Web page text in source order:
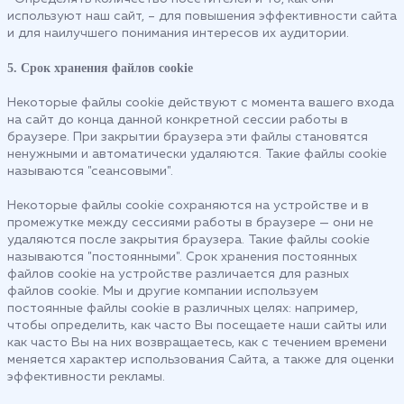
используют наш сайт, – для повышения эффективности сайта
и для наилучшего понимания интересов их аудитории.
5. Срок хранения файлов cookie
Некоторые файлы cookie действуют с момента вашего входа
на сайт до конца данной конкретной сессии работы в
браузере. При закрытии браузера эти файлы становятся
ненужными и автоматически удаляются. Такие файлы cookie
называются "сеансовыми".
Некоторые файлы cookie сохраняются на устройстве и в
промежутке между сессиями работы в браузере — они не
удаляются после закрытия браузера. Такие файлы cookie
называются "постоянными". Срок хранения постоянных
файлов cookie на устройстве различается для разных
файлов cookie. Мы и другие компании используем
постоянные файлы cookie в различных целях: например,
чтобы определить, как часто Вы посещаете наши сайты или
как часто Вы на них возвращаетесь, как с течением времени
меняется характер использования Сайта, а также для оценки
эффективности рекламы.